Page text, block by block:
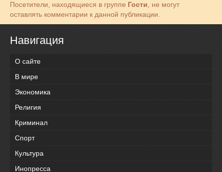
Посетители, находящиеся в группе Гости, не могут
оставлять комментарии к данной публикации.
Навигация
О сайте
В мире
Экономика
Религия
Криминал
Спорт
Культура
Инопресса